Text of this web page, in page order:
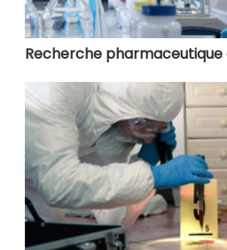
Recherche